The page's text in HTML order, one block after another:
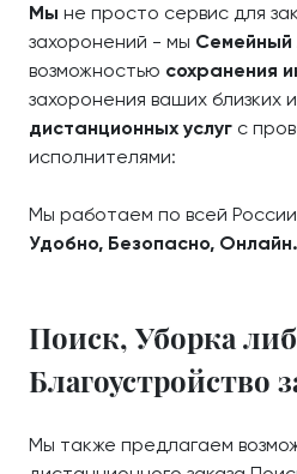
Мы не просто сервис для
захоронений - мы Семейный
возможностью сохранения
захоронения ваших близких и
дистанционных услуг с
исполнителями:
Мы работаем по всей
Удобно, Безопасно, Онлайн.
Поиск, Уборка
Благоустройство
Мы также предлагаем